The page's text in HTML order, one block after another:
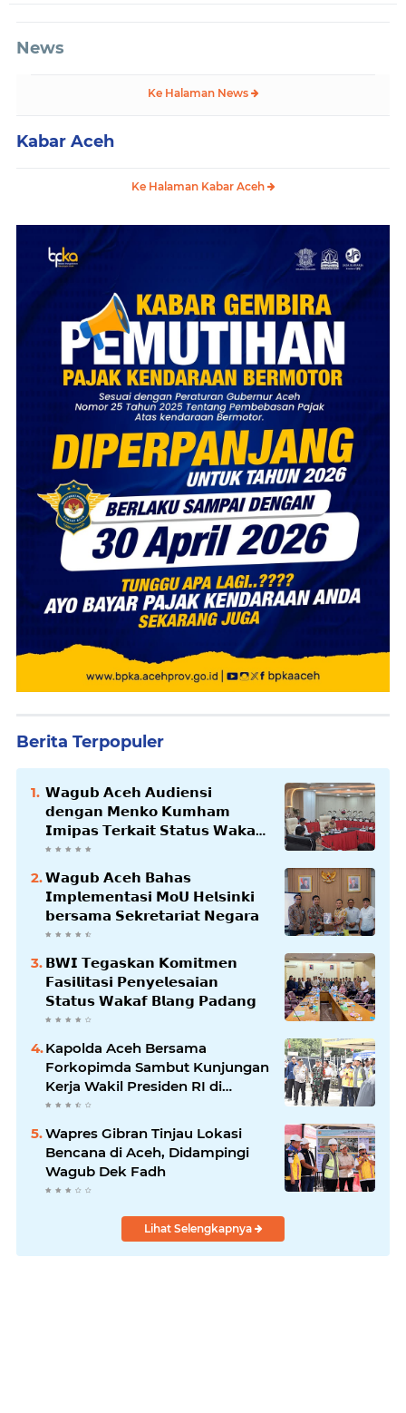
News
Ke Halaman News
Kabar Aceh
Ke Halaman Kabar Aceh
Berita Terpopuler
𝗪𝗮𝗴𝘂𝗯 𝗔𝗰𝗲𝗵 𝗔𝘂𝗱𝗶𝗲𝗻𝘀𝗶
𝗱𝗲𝗻𝗴𝗮𝗻 𝗠𝗲𝗻𝗸𝗼 𝗞𝘂𝗺𝗵𝗮𝗺
𝗜𝗺𝗶𝗽𝗮𝘀 𝗧𝗲𝗿𝗸𝗮𝗶𝘁 𝗦𝘁𝗮𝘁𝘂𝘀 𝗪𝗮𝗸𝗮𝗳
𝗕𝗹𝗮𝗻𝗴𝗽𝗮𝗱𝗮𝗻𝗴
𝗪𝗮𝗴𝘂𝗯 𝗔𝗰𝗲𝗵 𝗕𝗮𝗵𝗮𝘀
𝗜𝗺𝗽𝗹𝗲𝗺𝗲𝗻𝘁𝗮𝘀𝗶 𝗠𝗼𝗨 𝗛𝗲𝗹𝘀𝗶𝗻𝗸𝗶
𝗯𝗲𝗿𝘀𝗮𝗺𝗮 𝗦𝗲𝗸𝗿𝗲𝘁𝗮𝗿𝗶𝗮𝘁 𝗡𝗲𝗴𝗮𝗿𝗮
𝗕𝗪𝗜 𝗧𝗲𝗴𝗮𝘀𝗸𝗮𝗻 𝗞𝗼𝗺𝗶𝘁𝗺𝗲𝗻
𝗙𝗮𝘀𝗶𝗹𝗶𝘁𝗮𝘀𝗶 𝗣𝗲𝗻𝘆𝗲𝗹𝗲𝘀𝗮𝗶𝗮𝗻
𝗦𝘁𝗮𝘁𝘂𝘀 𝗪𝗮𝗸𝗮𝗳 𝗕𝗹𝗮𝗻𝗴 𝗣𝗮𝗱𝗮𝗻𝗴
Kapolda Aceh Bersama
Forkopimda Sambut Kunjungan
Kerja Wakil Presiden RI di
Kabupaten Bireuen
Wapres Gibran Tinjau Lokasi
Bencana di Aceh, Didampingi
Wagub Dek Fadh
Lihat Selengkapnya